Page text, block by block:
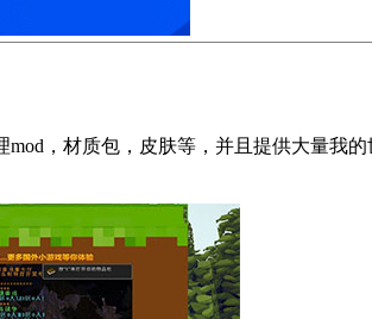
，材质包，皮肤等，并且提供大量我